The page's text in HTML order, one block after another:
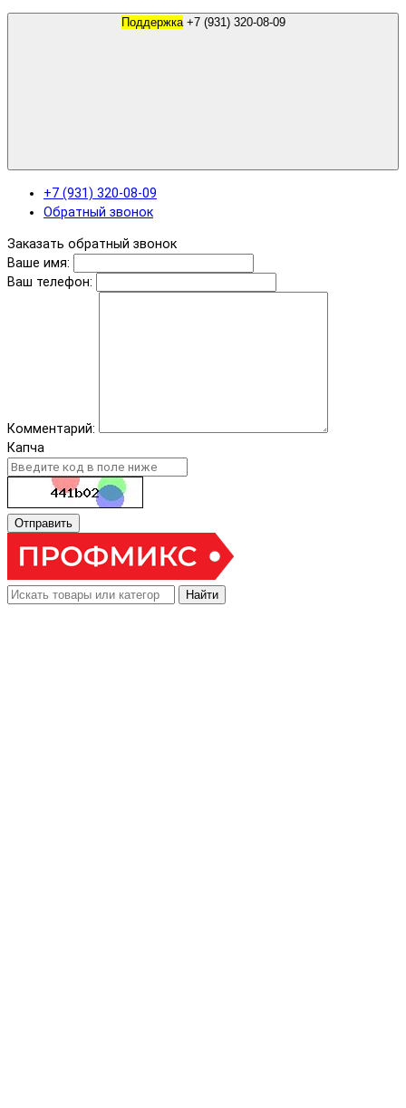
Поддержка +7 (931) 320-08-09
+7 (931) 320-08-09
Обратный звонок
Заказать обратный звонок
Ваше имя:
Ваш телефон:
Комментарий:
Капча
Отправить
Найти